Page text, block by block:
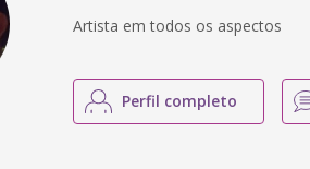
Artista em todos os aspectos
Perfil completo